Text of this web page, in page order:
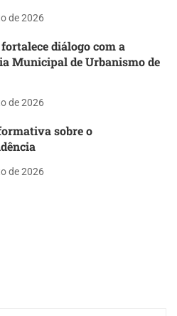
de 2026
fortalece diálogo com a
Municipal de Urbanismo de
de 2026
sobre o
de 2026